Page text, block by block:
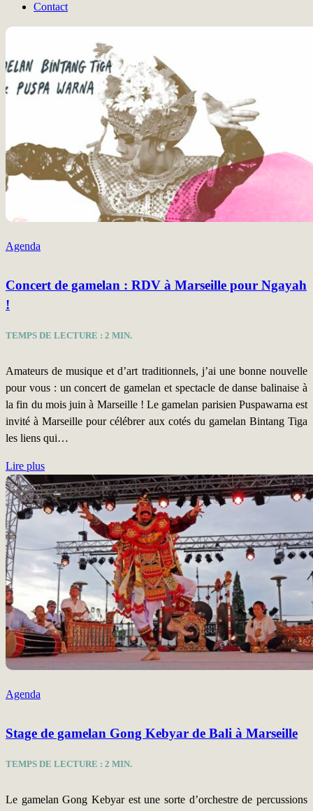
Contact
Agenda
Concert de gamelan : RDV à Marseille pour Ngayah
!
TEMPS DE LECTURE : 2 MIN.
Amateurs de musique et d’art traditionnels, j’ai une bonne nouvelle
pour vous : un concert de gamelan et spectacle de danse balinaise à
la fin du mois juin à Marseille ! Le gamelan parisien Puspawarna est
invité à Marseille pour célébrer aux cotés du gamelan Bintang Tiga
les liens qui…
Lire plus
Agenda
Stage de gamelan Gong Kebyar de Bali à Marseille
TEMPS DE LECTURE : 2 MIN.
Le gamelan Gong Kebyar est une sorte d’orchestre de percussions